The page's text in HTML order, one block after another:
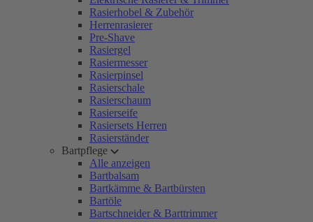
Rasierhobel & Zubehör
Herrenrasierer
Pre-Shave
Rasiergel
Rasiermesser
Rasierpinsel
Rasierschale
Rasierschaum
Rasierseife
Rasiersets Herren
Rasierständer
Bartpflege
Alle anzeigen
Bartbalsam
Bartkämme & Bartbürsten
Bartöle
Bartschneider & Barttrimmer